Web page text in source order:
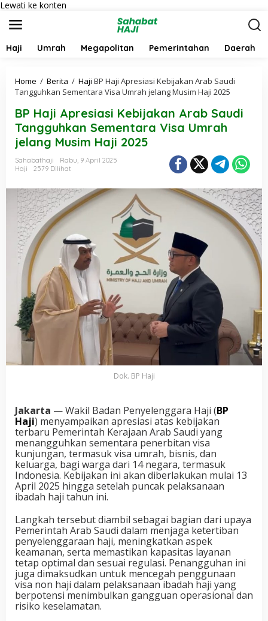
Lewati ke konten
Haji Umrah Megapolitan Pemerintahan Daerah
Home / Berita / Haji BP Haji Apresiasi Kebijakan Arab Saudi
Tangguhkan Sementara Visa Umrah jelang Musim Haji 2025
BP Haji Apresiasi Kebijakan Arab Saudi
Tangguhkan Sementara Visa Umrah
jelang Musim Haji 2025
Sahabathaji
Rabu, 9 April 2025
Haji
2579 Dilihat
Dok. BP Haji
Jakarta — Wakil Badan Penyelenggara Haji (BP
Haji) menyampaikan apresiasi atas kebijakan
terbaru Pemerintah Kerajaan Arab Saudi yang
menangguhkan sementara penerbitan visa
kunjungan, termasuk visa umrah, bisnis, dan
keluarga, bagi warga dari 14 negara, termasuk
Indonesia. Kebijakan ini akan diberlakukan mulai 13
April 2025 hingga setelah puncak pelaksanaan
ibadah haji tahun ini.
Langkah tersebut diambil sebagai bagian dari upaya
Pemerintah Arab Saudi dalam menjaga ketertiban
penyelenggaraan haji, meningkatkan aspek
keamanan, serta memastikan kapasitas layanan
tetap optimal dan sesuai regulasi. Penangguhan ini
juga dimaksudkan untuk mencegah penggunaan
visa non haji dalam pelaksanaan ibadah haji yang
berpotensi menimbulkan gangguan operasional dan
risiko keselamatan.